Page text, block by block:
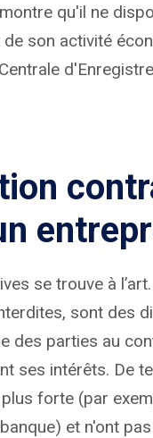
qu'il ne
son activité
se trouve à
sont des
des parties au
ses intérêts. De
forte (par
et n'ont